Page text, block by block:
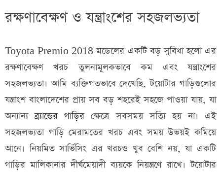
রক্ষণাবেক্ষণ ও যন্ত্রাংশের সহজলভ্যতা
Toyota Premio 2018 মডেলের একটি বড় সুবিধা হলো এর
রক্ষণাবেক্ষণ খরচ তুলনামূলকভাবে কম এবং যন্ত্রাংশের
সহজলভ্যতা। আমি ব্যক্তিগতভাবে দেখেছি, টয়োটার গাড়িগুলোর
যন্ত্রাংশ বাংলাদেশের প্রায় সব বড় শহরেই সহজে পাওয়া যায়, যা
অন্যান্যব্র্যান্ডের গাড়ির ক্ষেত্রে সবসময় সত্যি হয় না। এই
সহজলভ্যতা গাড়ি মেরামতের খরচ এবং সময় উভয়ই কমিয়ে
আনে। নিয়মিত সার্ভিসিং এর খরচও খুব বেশি নয়, যা একটি
গাড়ির মালিকানার দীর্ঘমেয়াদী ব্যয়কে নিয়ন্ত্রণে রাখে। টয়োটার